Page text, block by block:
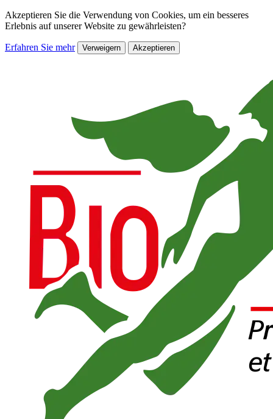
Akzeptieren Sie die Verwendung von Cookies, um ein besseres
Erlebnis auf unserer Website zu gewährleisten?
Erfahren Sie mehr Verweigern Akzeptieren